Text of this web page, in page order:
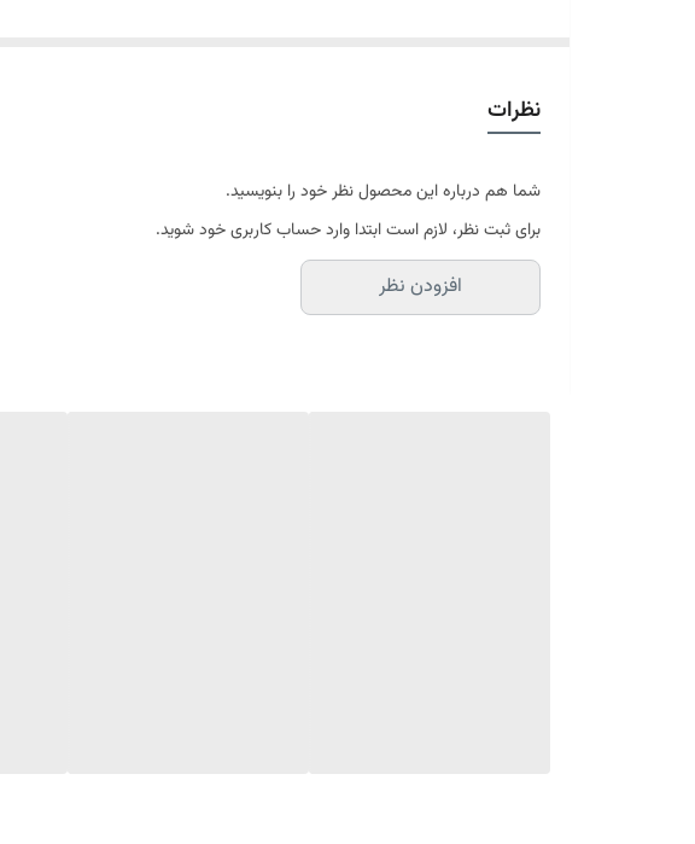
نظرات
شما هم درباره این محصول نظر خود را بنویسید.
برای ثبت نظر، لازم است ابتدا وارد حساب کاربری خود شوید.
افزودن نظر